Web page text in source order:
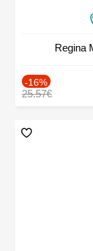
Regina
-16%
25.57€